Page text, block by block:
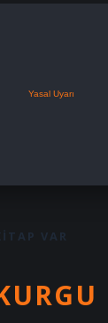
Yasal Uyarı
VAR